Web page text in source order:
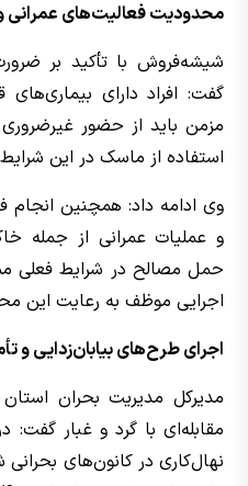
محدودیت فعالیت‌های
شیشه‌فروش با تأکید بر
گفت: افراد دارای
مزمن باید از حضور
استفاده از ماسک در این
وی ادامه داد: همچنین انجام
و عملیات عمرانی از جمله
حمل مصالح در شرایط فعلی
اجرایی موظف به رعایت این
اجرای طرح‌های بیابان‌زدایی
مدیرکل مدیریت بحران
نهال‌کاری در کانون‌های